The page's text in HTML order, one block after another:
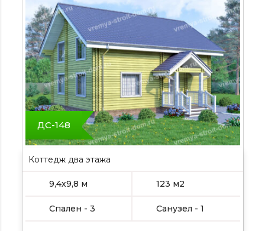
ДС-148
Коттедж два этажа
9,4х9,8 м 123 м2
Спален - 3 Санузел - 1